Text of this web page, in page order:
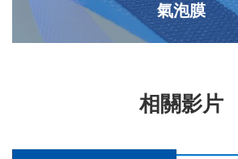
氣泡膜
相關影片